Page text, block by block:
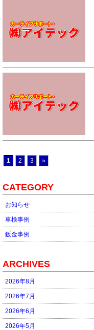
1 2 3 »
CATEGORY
お知らせ
車検事例
鈑金事例
ARCHIVES
2026年8月
2026年7月
2026年6月
2026年5月